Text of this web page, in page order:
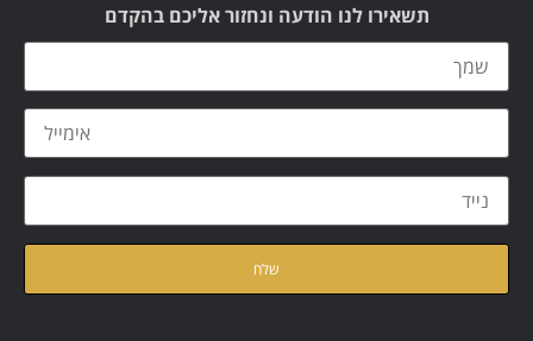
תשאירו לנו הודעה ונחזור אליכם בהקדם